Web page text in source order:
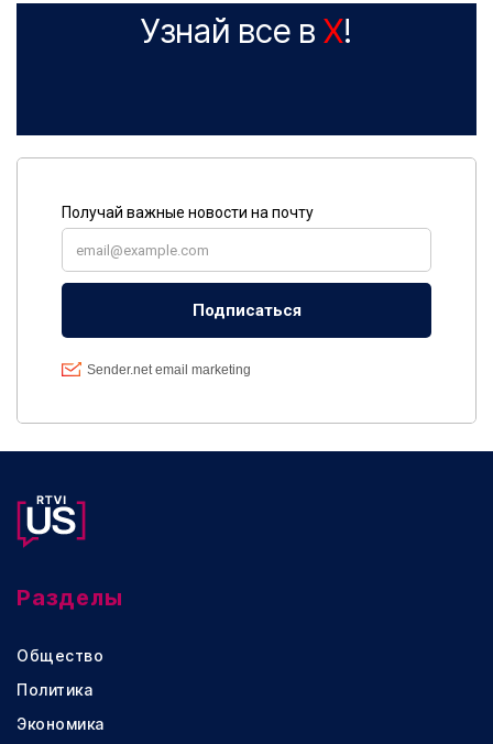
Узнай все в X!
Разделы
Общество
Политика
Экономика